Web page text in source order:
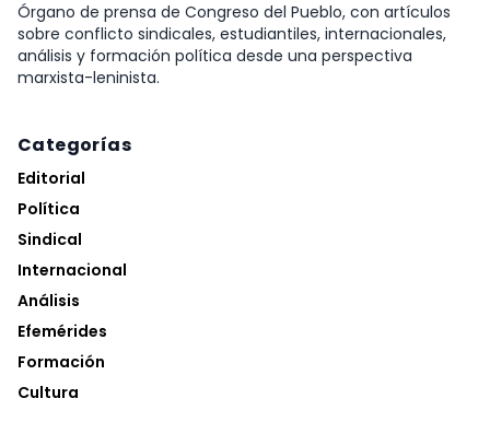
Órgano de prensa de Congreso del Pueblo, con artículos
sobre conflicto sindicales, estudiantiles, internacionales,
análisis y formación política desde una perspectiva
marxista-leninista.
Categorías
Editorial
Política
Sindical
Internacional
Análisis
Efemérides
Formación
Cultura